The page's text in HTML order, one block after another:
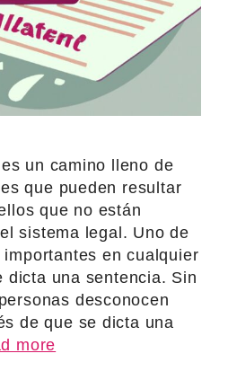
un camino lleno de
que pueden resultar
que no están
sistema legal. Uno de
en cualquier
dicta una sentencia. Sin
desconocen
de que se dicta una
more